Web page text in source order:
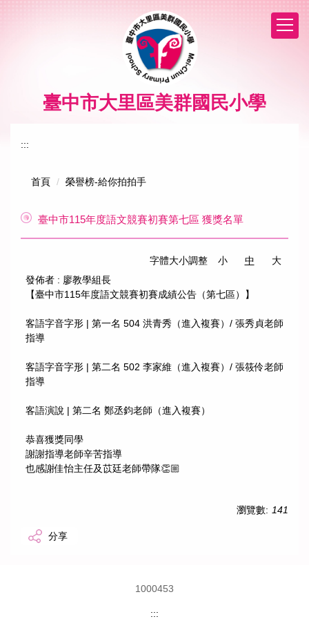
臺中市大里區美群國民小學
:::
首頁 榮譽榜-給你拍拍手
臺中市115年度語文競賽初賽第七區 獲獎名單
字體大小調整 小 中
大
發佈者 : 廖教學組長
【臺中市115年度語文競賽初賽成績公告（第七區）】
客語字音字形 | 第一名 504 洪青秀（進入複賽）/ 張秀貞老師
指導
客語字音字形 | 第二名 502 李家維（進入複賽）/ 張筱伶老師
指導
客語演說 | 第二名 鄭丞鈞老師（進入複賽）
恭喜獲獎同學
謝謝指導老師辛苦指導
也感謝佳怡主任及苡廷老師帶隊👏🏼
瀏覽數: 141
分享
1000453
:::